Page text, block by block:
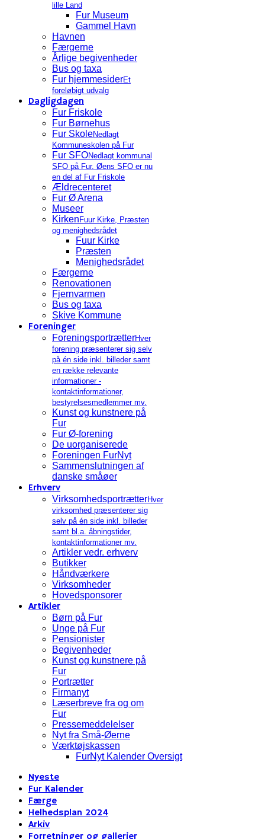
lille Land
Fur Museum
Gammel Havn
Havnen
Færgerne
Årlige begivenheder
Bus og taxa
Fur hjemmesiderEt
foreløbigt udvalg
Dagligdagen
Fur Friskole
Fur Børnehus
Fur SkoleNedlagt
Kommuneskolen på Fur
Fur SFONedlagt kommunal
SFO på Fur. Øens SFO er nu
en del af Fur Friskole
Ældrecenteret
Fur Ø Arena
Museer
Kirken Fuur Kirke, Præsten
og menighedsrådet
Fuur Kirke
Præsten
Menighedsrådet
Færgerne
Renovationen
Fjernvarmen
Bus og taxa
Skive Kommune
Foreninger
ForeningsportrætterHver
forening præsenterer sig selv
på én side inkl. billeder samt
en række relevante
informationer -
kontaktinformationer,
bestyrelsesmedlemmer mv.
Kunst og kunstnere på
Fur
Fur Ø-forening
De uorganiserede
Foreningen FurNyt
Sammenslutningen af
danske småøer
Erhverv
VirksomhedsportrætterHver
virksomhed præsenterer sig
selv på én side inkl. billeder
samt bl.a. åbningstider,
kontaktinformationer mv.
Artikler vedr. erhverv
Butikker
Håndværkere
Virksomheder
Hovedsponsorer
Artikler
Børn på Fur
Unge på Fur
Pensionister
Begivenheder
Kunst og kunstnere på
Fur
Portrætter
Firmanyt
Læserbreve fra og om
Fur
Pressemeddelelser
Nyt fra Små-Øerne
Værktøjskassen
FurNyt Kalender Oversigt
Nyeste
Fur Kalender
Færge
Helhedsplan 2024
Arkiv
Forretninger og gallerier